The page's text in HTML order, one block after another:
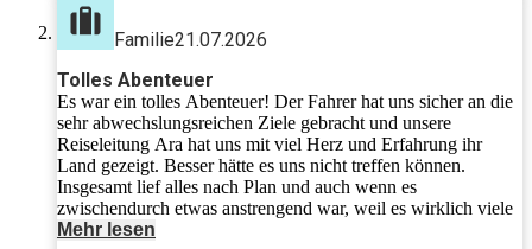
Familie21.07.2026
Tolles Abenteuer
Es war ein tolles Abenteuer! Der Fahrer hat uns sicher an die
sehr abwechslungsreichen Ziele gebracht und unsere
Reiseleitung Ara hat uns mit viel Herz und Erfahrung ihr
Land gezeigt. Besser hätte es uns nicht treffen können.
Insgesamt lief alles nach Plan und auch wenn es
zwischendurch etwas anstrengend war, weil es wirklich viele
Programmpunkte sind, würden wir diese Reise jederzeit
Mehr lesen